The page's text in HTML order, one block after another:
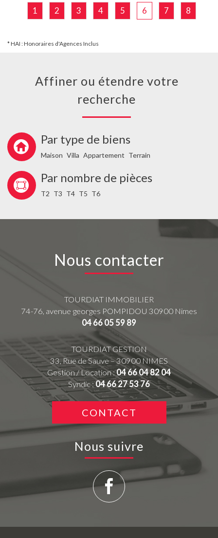
1 2 3 4 5 6 7 8
* HAI : Honoraires d'Agences Inclus
Affiner ou étendre votre
recherche
Par type de biens
Maison Villa Appartement Terrain
Par nombre de pièces
T2 T3 T4 T5 T6
Nous contacter
TOURDIAT IMMOBILIER
74-76, avenue georges POMPIDOU 30900 Nimes
04 66 05 59 89
TOURDIAT GESTION
33, Rue de Sauve – 30900 NIMES
Gestion / Location :04 66 04 82 04
Syndic :04 66 27 53 76
CONTACT
Nous suivre